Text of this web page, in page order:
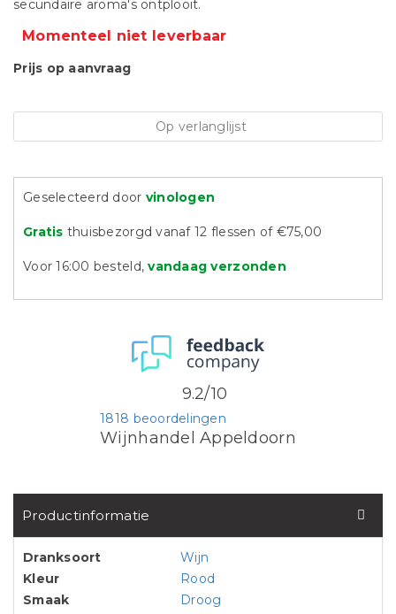
secundaire aroma's ontplooit.
Momenteel niet leverbaar
Prijs op aanvraag
Op verlanglijst
Geselecteerd door vinologen
Gratis thuisbezorgd vanaf 12 flessen of €75,00
Voor 16:00 besteld,vandaag verzonden
Wijnhandel Appeldoorn
1818 beoordelingen
9.2/10
Productinformatie
Dranksoort
Wijn
Kleur
Rood
Smaak
Droog